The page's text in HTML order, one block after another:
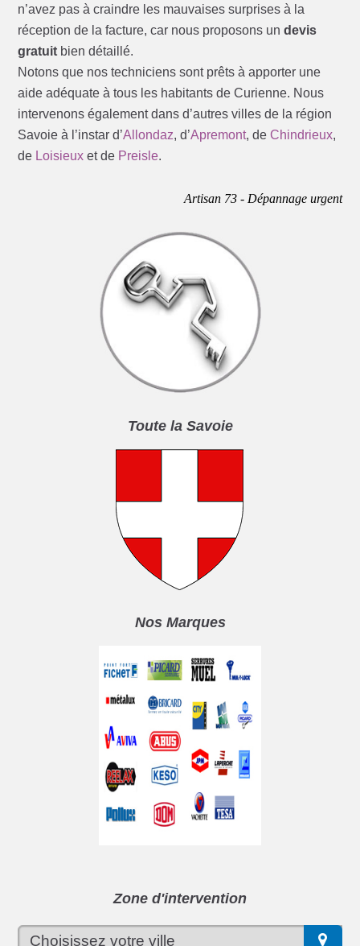
n’avez pas à craindre les mauvaises surprises à la
réception de la facture, car nous proposons undevis
gratuit bien détaillé.
Notons que nos techniciens sont prêts à apporter une
aide adéquate à tous les habitants de Curienne. Nous
intervenons également dans d’autres villes de la région
Savoie à l’instar d’Allondaz, d’Apremont, deChindrieux,
de Loisieux et de Preisle.
Artisan 73 - Dépannage urgent
Toute la Savoie
Nos Marques
Zone d'intervention